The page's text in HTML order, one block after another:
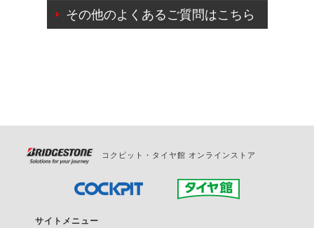
ご来店予約日の3営業日前を過ぎている場合のご予約
の日時変更につきましては、直接ご予約の店舗まで
その他のよくあるご質問はこちら
コクピット・タイヤ館 オンラインストア
サイトメニュー